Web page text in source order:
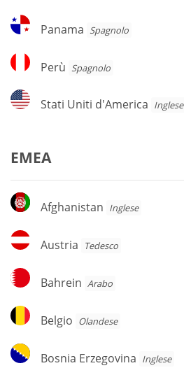
Panama
Panama Spagnolo
Perù
Perù Spagnolo
Stati
Uniti
Stati Uniti d'America Inglese
EMEA
Afghanistan
Afghanistan Inglese
Austria
Austria Tedesco
Bahrein
Bahrein Arabo
Belgio
Belgio Olandese
Bosnia
Erzegovina
Bosnia Erzegovina Inglese